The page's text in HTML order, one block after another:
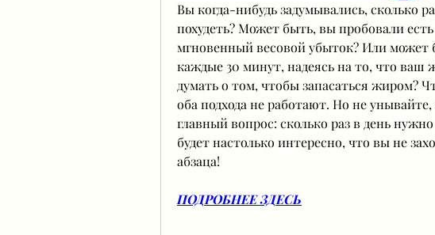
Вы когда-нибудь задумывались, сколько
похудеть? Может быть, вы пробовали
мгновенный весовой убыток? Или может
каждые 30 минут, надеясь на то, что ваш
думать о том, чтобы запасаться жиром?
оба подхода не работают. Но не
главный вопрос: сколько раз в день
будет настолько интересно, что вы не
абзаца!
ПОДРОБНЕЕ ЗДЕСЬ